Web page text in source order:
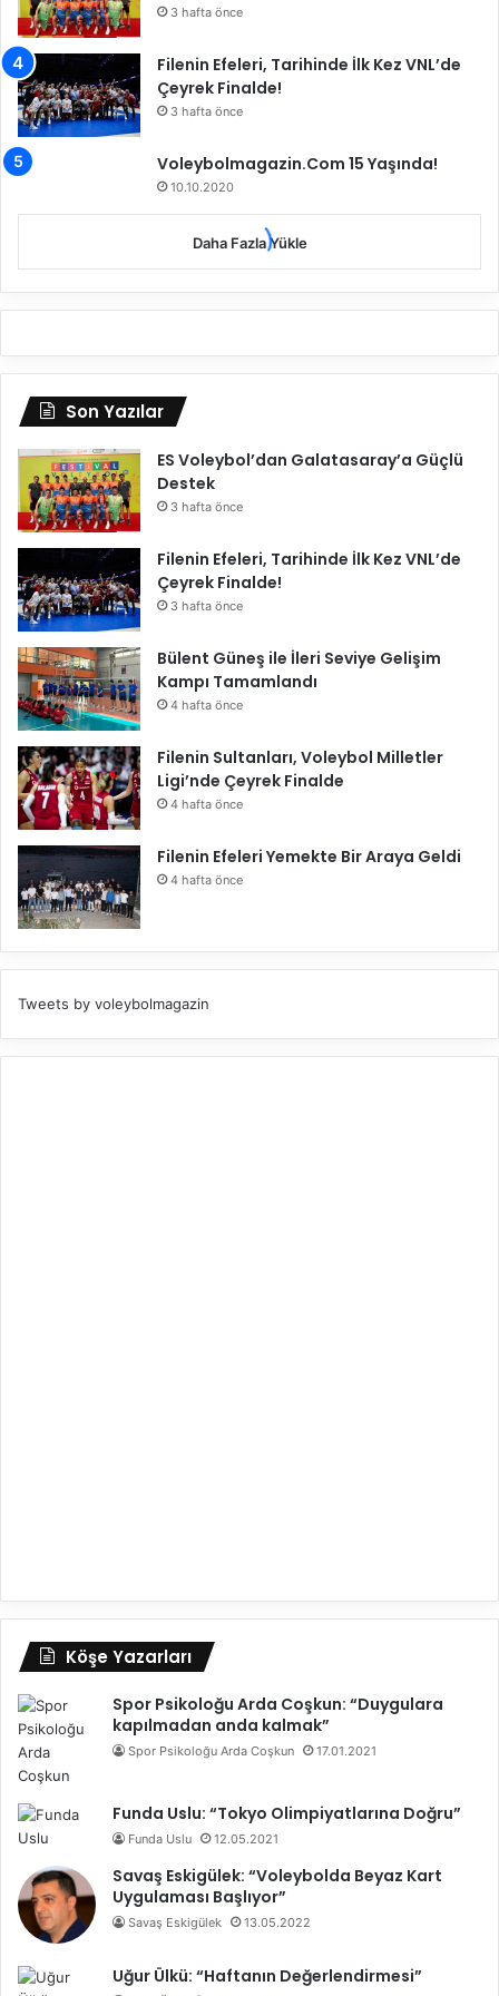
3 hafta önce
Filenin Efeleri, Tarihinde İlk Kez VNL’de
Çeyrek Finalde!
3 hafta önce
Voleybolmagazin.Com 15 Yaşında!
10.10.2020
Daha Fazla Yükle
Son Yazılar
ES Voleybol’dan Galatasaray’a Güçlü
Destek
3 hafta önce
Filenin Efeleri, Tarihinde İlk Kez VNL’de
Çeyrek Finalde!
3 hafta önce
Bülent Güneş ile İleri Seviye Gelişim
Kampı Tamamlandı
4 hafta önce
Filenin Sultanları, Voleybol Milletler
Ligi’nde Çeyrek Finalde
4 hafta önce
Filenin Efeleri Yemekte Bir Araya Geldi
4 hafta önce
Tweets by voleybolmagazin
Köşe Yazarları
Spor Psikoloğu Arda Coşkun: “Duygulara
kapılmadan anda kalmak”
Spor Psikoloğu Arda Coşkun 17.01.2021
Funda Uslu: “Tokyo Olimpiyatlarına Doğru”
Funda Uslu 12.05.2021
Savaş Eskigülek: “Voleybolda Beyaz Kart
Uygulaması Başlıyor”
Savaş Eskigülek 13.05.2022
Uğur Ülkü: “Haftanın Değerlendirmesi”